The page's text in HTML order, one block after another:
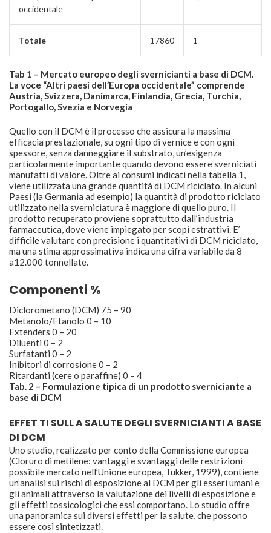
occidentale
Totale 17860 1
Tab 1 – Mercato europeo degli svernicianti a base di DCM.
La voce “Altri paesi dell’Europa occidentale” comprende
Austria, Svizzera, Danimarca, Finlandia, Grecia, Turchia,
Portogallo, Svezia e Norvegia
Quello con il DCM è il processo che assicura la massima
efficacia prestazionale, su ogni tipo di vernice e con ogni
spessore, senza danneggiare il substrato, un’esigenza
particolarmente importante quando devono essere sverniciati
manufatti di valore. Oltre ai consumi indicati nella tabella 1,
viene utilizzata una grande quantità di DCM riciclato. In alcuni
Paesi (la Germania ad esempio) la quantità di prodotto riciclato
utilizzato nella sverniciatura è maggiore di quello puro. Il
prodotto recuperato proviene soprattutto dall’industria
farmaceutica, dove viene impiegato per scopi estrattivi. E’
difficile valutare con precisione i quantitativi di DCM riciclato,
ma una stima approssimativa indica una cifra variabile da 8
a12.000 tonnellate.
Componenti %
Diclorometano (DCM) 75 – 90
Metanolo/Etanolo 0 – 10
Extenders 0 – 20
Diluenti 0 – 2
Surfatanti 0 – 2
Inibitori di corrosione 0 – 2
Ritardanti (cere o paraffine) 0 – 4
Tab. 2 – Formulazione tipica di un prodotto sverniciante a
base di DCM
EFFET TI SULL A SALUTE DEGLI SVERNICIANTI A BASE
DI DCM
Uno studio, realizzato per conto della Commissione europea
(Cloruro di metilene: vantaggi e svantaggi delle restrizioni
possibile mercato nell’Unione europea, Tukker, 1999), contiene
un’analisi sui rischi di esposizione al DCM per gli esseri umani e
gli animali attraverso la valutazione dei livelli di esposizione e
gli effetti tossicologici che essi comportano. Lo studio offre
una panoramica sui diversi effetti per la salute, che possono
essere così sintetizzati.